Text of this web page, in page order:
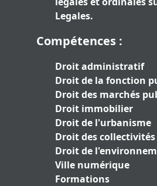
Legales.
Compétences :
Droit administratif
Droit de la fonction
Droit des marchés
Droit immobilier
Droit de l'urbanisme
Droit des
Droit de
Ville numérique
Formations